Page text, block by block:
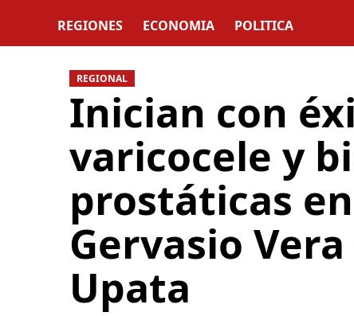
REGIONES ECONOMIA POLITICA
REGIONAL
Inician con
varicocele y
prostáticas
Gervasio
Upata